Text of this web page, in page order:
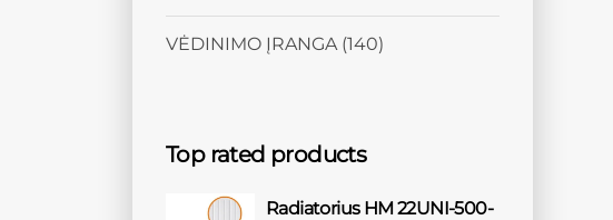
VĖDINIMO ĮRANGA (140)
Top rated products
Radiatorius HM 22UNI-500-